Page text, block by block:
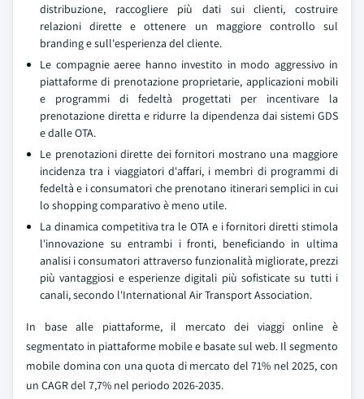
distribuzione, raccogliere più dati sui clienti, costruire
relazioni dirette e ottenere un maggiore controllo sul
branding e sull'esperienza del cliente.
Le compagnie aeree hanno investito in modo aggressivo in
piattaforme di prenotazione proprietarie, applicazioni mobili
e programmi di fedeltà progettati per incentivare la
prenotazione diretta e ridurre la dipendenza dai sistemi GDS
e dalle OTA.
Le prenotazioni dirette dei fornitori mostrano una maggiore
incidenza tra i viaggiatori d'affari, i membri di programmi di
fedeltà e i consumatori che prenotano itinerari semplici in cui
lo shopping comparativo è meno utile.
La dinamica competitiva tra le OTA e i fornitori diretti stimola
l'innovazione su entrambi i fronti, beneficiando in ultima
analisi i consumatori attraverso funzionalità migliorate, prezzi
più vantaggiosi e esperienze digitali più sofisticate su tutti i
canali, secondo l'International Air Transport Association.
In base alle piattaforme, il mercato dei viaggi online è
segmentato in piattaforme mobile e basate sul web. Il segmento
mobile domina con una quota di mercato del 71% nel 2025, con
un CAGR del 7,7% nel periodo 2026-2035.